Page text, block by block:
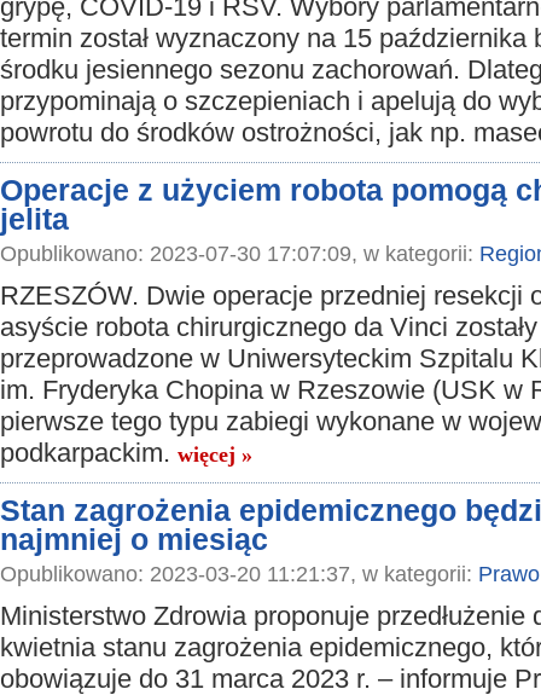
grypę, COVID-19 i RSV. Wybory
termin został wyznaczony na 15 października
środku jesiennego sezonu zachorowań.
przypominają o szczepieniach i apelują do
powrotu do środków ostrożności, jak np.
Operacje z użyciem robota pomogą
jelita
Opublikowano: 2023-07-30 17:07:09, w kategorii:
RZESZÓW. Dwie operacje przedniej resekcji
asyście robota chirurgicznego da Vinci zostały
przeprowadzone w Uniwersyteckim Szpitalu
im. Fryderyka Chopina w Rzeszowie (USK w
pierwsze tego typu zabiegi wykonane w
podkarpackim. więcej »
Stan zagrożenia epidemicznego
najmniej o miesiąc
Opublikowano: 2023-03-20 11:21:37, w kategorii: Prawo
Ministerstwo Zdrowia proponuje przedłużenie
kwietnia stanu zagrożenia epidemicznego,
obowiązuje do 31 marca 2023 r. – informuje